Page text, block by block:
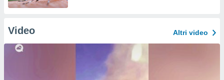
Video Altri video